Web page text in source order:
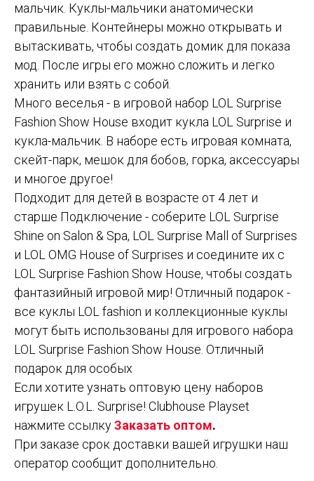
мальчик. Куклы-мальчики анатомически
правильные. Контейнеры можно открывать и
вытаскивать, чтобы создать домик для показа
мод. После игры его можно сложить и легко
хранить или взять с собой.
Много веселья - в игровой набор LOL Surprise
Fashion Show House входит кукла LOL Surprise и
кукла-мальчик. В наборе есть игровая комната,
скейт-парк, мешок для бобов, горка, аксессуары
и многое другое!
Подходит для детей в возрасте от 4 лет и
старше Подключение - соберите LOL Surprise
Shine on Salon & Spa, LOL Surprise Mall of Surprises
и LOL OMG House of Surprises и соедините их с
LOL Surprise Fashion Show House, чтобы создать
фантазийный игровой мир! Отличный подарок -
все куклы LOL fashion и коллекционные куклы
могут быть использованы для игрового набора
LOL Surprise Fashion Show House. Отличный
подарок для особых
Если хотите узнать оптовую цену наборов
игрушек L.O.L. Surprise! Clubhouse Playset
нажмите ссылкуЗаказать оптом.
При заказе срок доставки вашей игрушки наш
оператор сообщит дополнительно.